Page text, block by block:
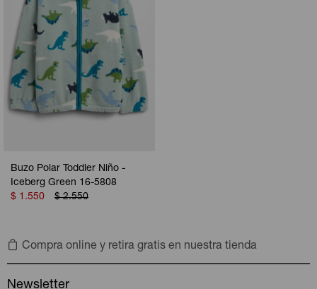
Buzo Polar Toddler Niño -
Iceberg Green 16-5808
$ 1.550 $ 2.550
Compra online y retira gratis en nuestra tienda
Newsletter